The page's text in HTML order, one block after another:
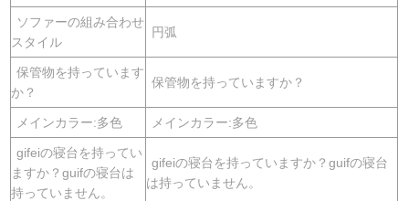
ソファーの組み合わせ
スタイル
円弧
保管物を持っています
か？
保管物を持っていますか？
メインカラー:多色 メインカラー:多色
gifeiの寝台を持ってい
ますか？guifの寝台は
持っていません。
gifeiの寝台を持っていますか？guifの寝台
は持っていません。